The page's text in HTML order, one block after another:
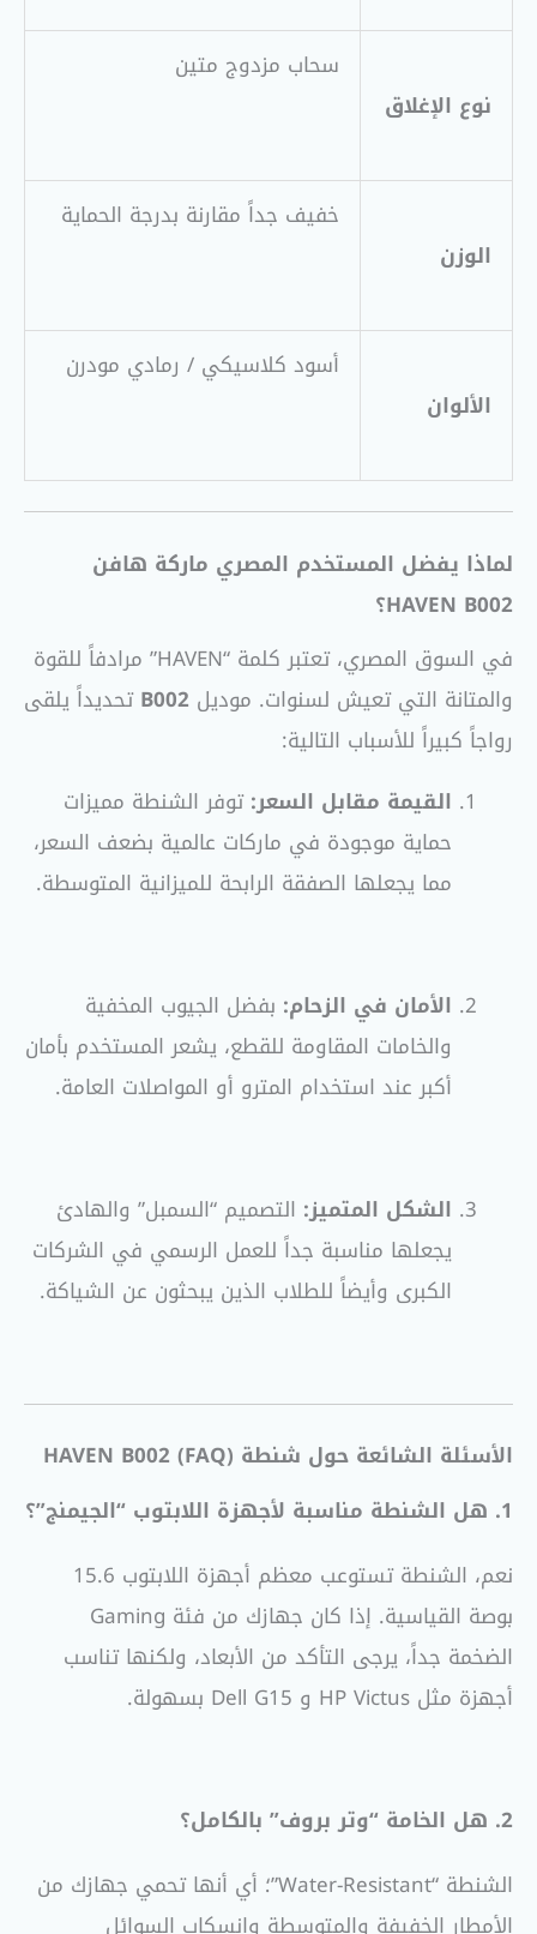
نوع الإغلاق
سحاب مزدوج متين
الوزن
خفيف جداً مقارنة بدرجة الحماية
الألوان
أسود كلاسيكي / رمادي مودرن
لماذا يفضل المستخدم المصري ماركة هافن
HAVEN B002؟
في السوق المصري، تعتبر كلمة “HAVEN” مرادفاً للقوة
والمتانة التي تعيش لسنوات. موديل B002تحديداً يلقى
رواجاً كبيراً للأسباب التالية:
القيمة مقابل السعر:توفر الشنطة مميزات
حماية موجودة في ماركات عالمية بضعف السعر،
مما يجعلها الصفقة الرابحة للميزانية المتوسطة.
الأمان في الزحام: بفضل الجيوب المخفية
والخامات المقاومة للقطع، يشعر المستخدم بأمان
أكبر عند استخدام المترو أو المواصلات العامة.
الشكل المتميز: التصميم “السمبل” والهادئ
يجعلها مناسبة جداً للعمل الرسمي في الشركات
الكبرى وأيضاً للطلاب الذين يبحثون عن الشياكة.
الأسئلة الشائعة حول شنطة HAVEN B002 (FAQ)
1. هل الشنطة مناسبة لأجهزة اللابتوب “الجيمنج”؟
نعم، الشنطة تستوعب معظم أجهزة اللابتوب 15.6
بوصة القياسية. إذا كان جهازك من فئة Gaming
الضخمة جداً، يرجى التأكد من الأبعاد، ولكنها تناسب
أجهزة مثل HP Victus و Dell G15 بسهولة
.
2. هل الخامة “وتر بروف” بالكامل؟
الشنطة “Water-Resistant”؛ أي أنها تحمي جهازك من
الأمطار الخفيفة والمتوسطة وانسكاب السوائل